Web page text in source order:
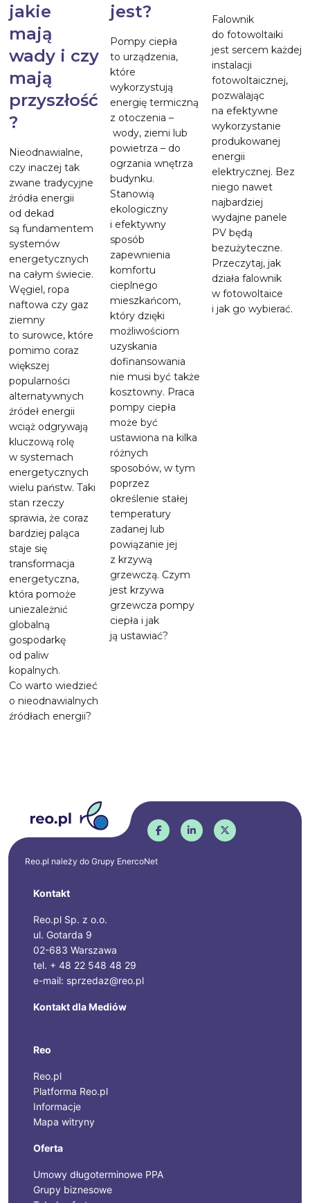
jakie
mają
wady i czy
mają
przyszłość
?
Nieodnawialne,
czy inaczej tak
zwane tradycyjne
źródła energii
od dekad
są fundamentem
systemów
energetycznych
na całym świecie.
Węgiel, ropa
naftowa czy gaz
ziemny
to surowce, które
pomimo coraz
większej
popularności
alternatywnych
źródeł energii
wciąż odgrywają
kluczową rolę
w systemach
energetycznych
wielu państw. Taki
stan rzeczy
sprawia, że coraz
bardziej paląca
staje się
transformacja
energetyczna,
która pomoże
uniezależnić
globalną
gospodarkę
od paliw
kopalnych.
Co warto wiedzieć
o nieodnawialnych
źródłach energii?
jest?
Pompy ciepła
to urządzenia,
które
wykorzystują
energię termiczną
z otoczenia –
wody, ziemi lub
powietrza – do
ogrzania wnętrza
budynku.
Stanowią
ekologiczny
i efektywny
sposób
zapewnienia
komfortu
cieplnego
mieszkańcom,
który dzięki
możliwościom
uzyskania
dofinansowania
nie musi być także
kosztowny. Praca
pompy ciepła
może być
ustawiona na kilka
różnych
sposobów, w tym
poprzez
określenie stałej
temperatury
zadanej lub
powiązanie jej
z krzywą
grzewczą. Czym
jest krzywa
grzewcza pompy
ciepła i jak
ją ustawiać?
Falownik
do fotowoltaiki
jest sercem każdej
instalacji
fotowoltaicznej,
pozwalając
na efektywne
wykorzystanie
produkowanej
energii
elektrycznej. Bez
niego nawet
najbardziej
wydajne panele
PV będą
bezużyteczne.
Przeczytaj, jak
działa falownik
w fotowoltaice
i jak go wybierać.
Reo.pl należy do Grupy EnercoNet
Kontakt
Reo.pl Sp. z o.o.
ul. Gotarda 9
02-683 Warszawa
tel. + 48 22 548 48 29
e-mail: sprzedaz@reo.pl
Kontakt dla Mediów
Reo
Reo.pl
Platforma Reo.pl
Informacje
Mapa witryny
Oferta
Umowy długoterminowe PPA
Grupy biznesowe